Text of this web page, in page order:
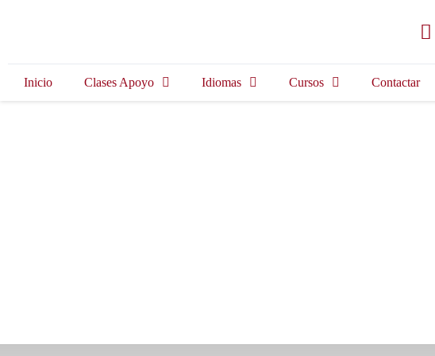
Inicio Clases Apoyo Idiomas Cursos Contactar